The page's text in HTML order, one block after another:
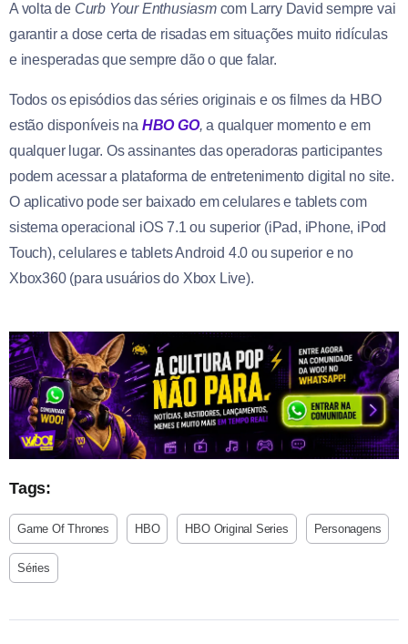
A volta de Curb Your Enthusiasmcom Larry David sempre vai
garantir a dose certa de risadas em situações muito ridículas
e inesperadas que sempre dão o que falar.
Todos os episódios das séries originais e os filmes da HBO
estão disponíveis na HBO GO, a qualquer momento e em
qualquer lugar. Os assinantes das operadoras participantes
podem acessar a plataforma de entretenimento digital no site.
O aplicativo pode ser baixado em celulares e tablets com
sistema operacional iOS 7.1 ou superior (iPad, iPhone, iPod
Touch), celulares e tablets Android 4.0 ou superior e no
Xbox360 (para usuários do Xbox Live).
Tags:
Game Of Thrones HBO HBO Original Series Personagens
Séries